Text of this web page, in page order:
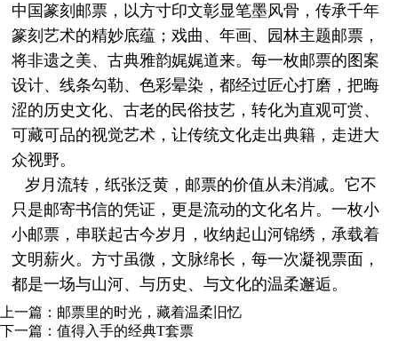
中国篆刻邮票，以方寸印文彰显笔墨风骨，传承千年
篆刻艺术的精妙底蕴；戏曲、年画、园林主题邮票，
将非遗之美、古典雅韵娓娓道来。每一枚邮票的图案
设计、线条勾勒、色彩晕染，都经过匠心打磨，把晦
涩的历史文化、古老的民俗技艺，转化为直观可赏、
可藏可品的视觉艺术，让传统文化走出典籍，走进大
众视野。
岁月流转，纸张泛黄， 邮票的价值从未消减。它不
只是邮寄书信的凭证，更是流动的文化名片。一枚小
小邮票，串联起古今岁月，收纳起山河锦绣，承载着
文明薪火。方寸虽微，文脉绵长，每一次凝视票面，
都是一场与山河、与历史、与文化的温柔邂逅。
上一篇：邮票里的时光，藏着温柔旧忆
下一篇：值得入手的经典T套票